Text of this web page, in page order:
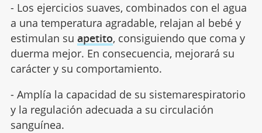
- Los ejercicios suaves, combinados con el agua
a una temperatura agradable, relajan al bebé y
estimulan su apetito, consiguiendo que coma y
duerma mejor. En consecuencia, mejorará su
carácter y su comportamiento.
- Amplía la capacidad de su sistemarespiratorio
y la regulación adecuada a su circulación
sanguínea.